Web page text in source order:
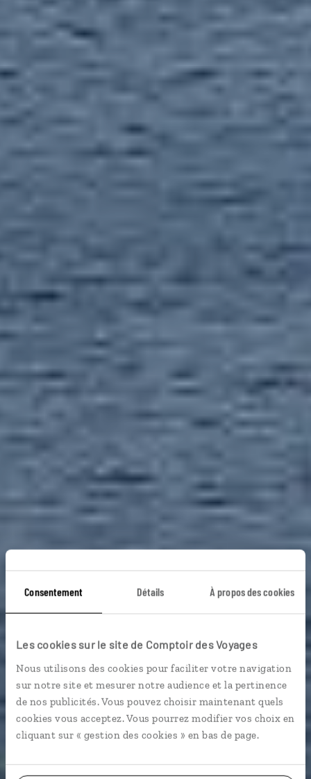
Consentement Détails À propos des cookies
Les cookies sur le site de Comptoir des Voyages
Nous utilisons des cookies pour faciliter votre navigation
sur notre site et mesurer notre audience et la pertinence
de nos publicités. Vous pouvez choisir maintenant quels
cookies vous acceptez. Vous pourrez modifier vos choix en
cliquant sur « gestion des cookies » en bas de page.
Échappée feutrée
aux Féroé
Séjour îles Féroé hors-saison, dans de jolis cottages
de location.
Vie locale Voyager en décalé